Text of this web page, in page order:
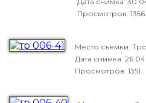
Просмотров: 1356
Место съемки:
Дата снимка:
Просмотров: 1351